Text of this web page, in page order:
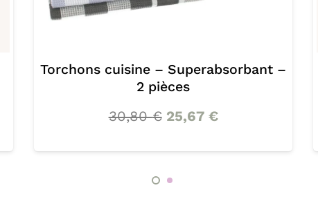
Torchons verres – Superabsorbant –
2 pièces
27,50€ 22,92 €